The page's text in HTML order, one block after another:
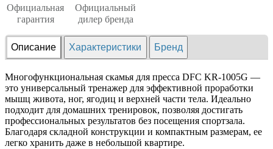
Официальная
гарантия
Официальный
дилер бренда
Описание Характеристики Бренд
Многофункциональная скамья для пресса DFC KR-1005G —
это универсальный тренажер для эффективной проработки
мышц живота, ног, ягодиц и верхней части тела. Идеально
подходит для домашних тренировок, позволяя достигать
профессиональных результатов без посещения спортзала.
Благодаря складной конструкции и компактным размерам, ее
легко хранить даже в небольшой квартире.